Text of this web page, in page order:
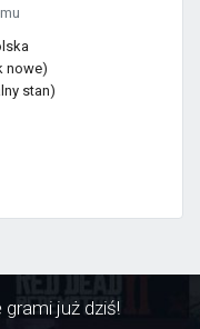
nowe)
stan)
już dziś!